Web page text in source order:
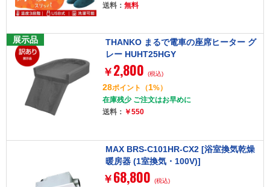
送料： 無料
展示品
THANKO まるで電車の座席ヒーター グ
レー HUHT25HGY
￥ 2,800 (税込)
28ポイント （1%）
在庫残少 ご注文はお早めに
送料： ￥550
MAX BRS-C101HR-CX2 [浴室換気乾燥
暖房器 (1室換気・100V)]
￥ 68,800 (税込)